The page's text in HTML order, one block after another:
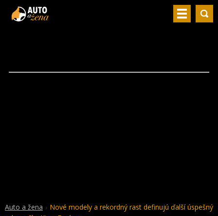
Auto a žena
Nové modely a rekordný rast definujú ďalší úspešný